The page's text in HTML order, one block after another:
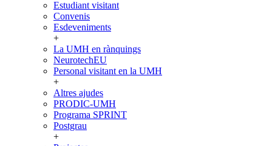
Estudiant visitant
Convenis
Esdeveniments
+
La UMH en rànquings
NeurotechEU
Personal visitant en la UMH
+
Altres ajudes
PRODIC-UMH
Programa SPRINT
Postgrau
+